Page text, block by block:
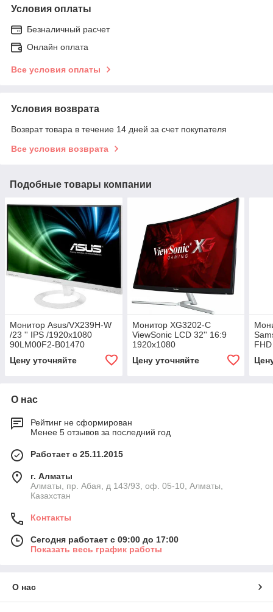
Условия оплаты
Безналичный расчет
Онлайн оплата
Все условия оплаты
Условия возврата
Возврат товара в течение 14 дней за счет покупателя
Все условия возврата
Подобные товары компании
Монитор Asus/VX239H-W
/23 '' IPS /1920x1080
90LM00F2-B01470
Цену уточняйте
Монитор XG3202-C
ViewSonic LCD 32'' 16:9
1920х1080
Цену уточняйте
FHD
О нас
Рейтинг не сформирован
Менее 5 отзывов за последний год
Работает с 25.11.2015
г. Алматы
Алматы, пр. Абая, д 143/93, оф. 05-10, Алматы,
Казахстан
Контакты
Сегодня работает с 09:00 до 17:00
Показать весь график работы
О нас